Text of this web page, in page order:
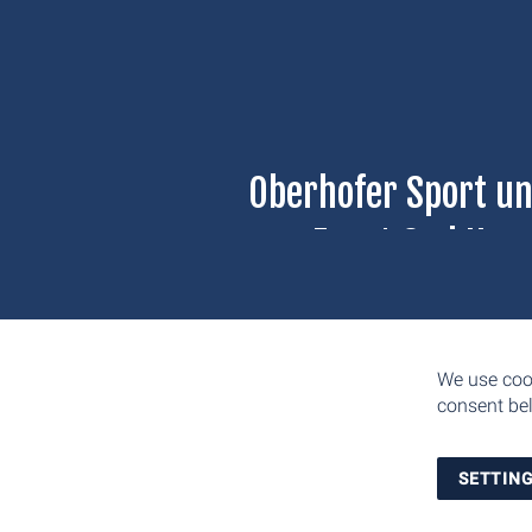
Oberhofer Sport
E-Mail: info@weltcup-
Tel.: +49 36842 53330
We use
consent